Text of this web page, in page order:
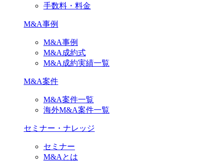
手数料・料金
M&A事例
M&A事例
M&A成約式
M&A成約実績一覧
M&A案件
M&A案件一覧
海外M&A案件一覧
セミナー・ナレッジ
セミナー
M&Aとは